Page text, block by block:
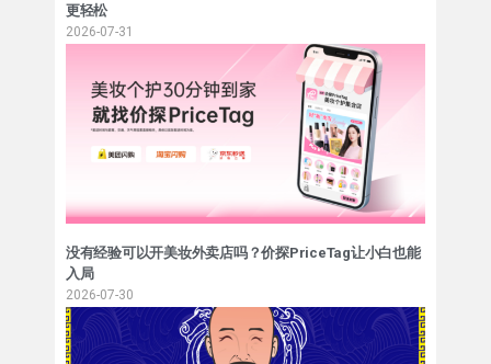
更轻松
2026-07-31
没有经验可以开美妆外卖店吗？价探PriceTag让小白也能
入局
2026-07-30